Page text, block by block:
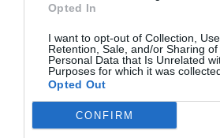
Opted In
I want to opt-out of Collection, Use,
Retention, Sale, and/or Sharing of
Personal Data that Is Unrelated
Purposes for which it was
Opted Out
CONFIRM